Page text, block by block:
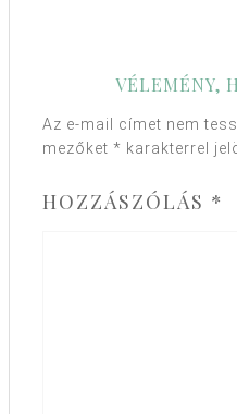
VÉLEMÉNY,
Az e-mail címet nem
mezőket * karakterrel
HOZZÁSZÓLÁS *